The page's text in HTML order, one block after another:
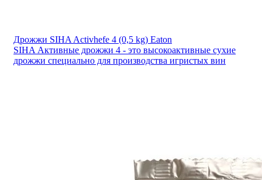
Дрожжи SIHA Activhefe 4 (0,5 kg) Eaton
SIHA Активные дрожжи 4 - это высокоактивные сухие
дрожжи специально для производства игристых вин